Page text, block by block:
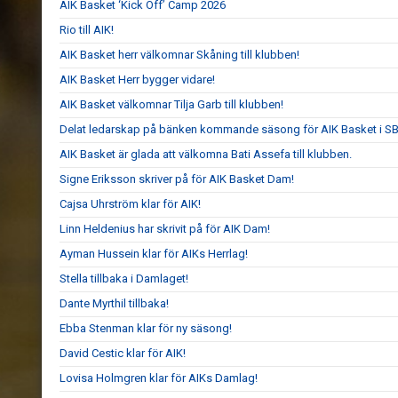
AIK Basket ‘Kick Off’ Camp 2026
Rio till AIK!
AIK Basket herr välkomnar Skåning till klubben!
AIK Basket Herr bygger vidare!
AIK Basket välkomnar Tilja Garb till klubben!
Delat ledarskap på bänken kommande säsong för AIK Basket i
AIK Basket är glada att välkomna Bati Assefa till klubben.
Signe Eriksson skriver på för AIK Basket Dam!
Cajsa Uhrström klar för AIK!
Linn Heldenius har skrivit på för AIK Dam!
Ayman Hussein klar för AIKs Herrlag!
Stella tillbaka i Damlaget!
Dante Myrthil tillbaka!
Ebba Stenman klar för ny säsong!
David Cestic klar för AIK!
Lovisa Holmgren klar för AIKs Damlag!